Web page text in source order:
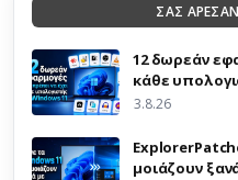
ΣΑΣ
12 δωρεάν
κάθε
3.8.26
μοιάζουν